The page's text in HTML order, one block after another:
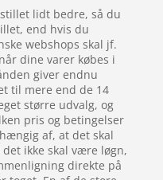
lidt bedre, så du
end hvis du
webshops skal jf.
dine varer købes i
giver endnu
til mere end de 14
større udvalg, og
pris og betingelser
af, at det skal
ikke skal være løgn,
direkte på